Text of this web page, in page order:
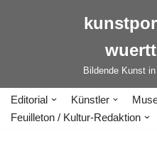
Bildende Kunst
Editorial Künstler
Feuilleton / Kultur-Redaktion